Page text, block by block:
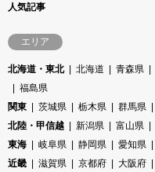
人気記事
エリア
北海道・東北 北海道 青森県
福島県
関東
茨城県 栃木県 群馬県
北陸・甲信越
新潟県 富山県
東海
岐阜県 静岡県 愛知県
近畿
滋賀県 京都府 大阪府